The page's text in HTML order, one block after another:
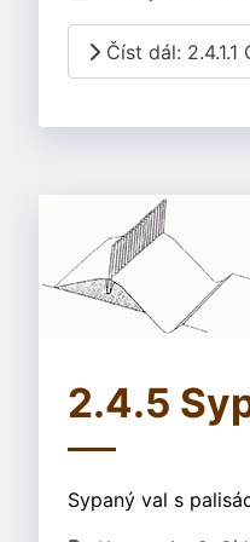
Číst dál:
2.4.5
Sypaný val s